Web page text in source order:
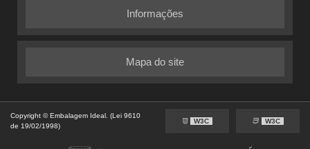
Informações
Mapa do site
Copyright © Embalagem Ideal. (Lei 9610
de 19/02/1998)
W3C W3C